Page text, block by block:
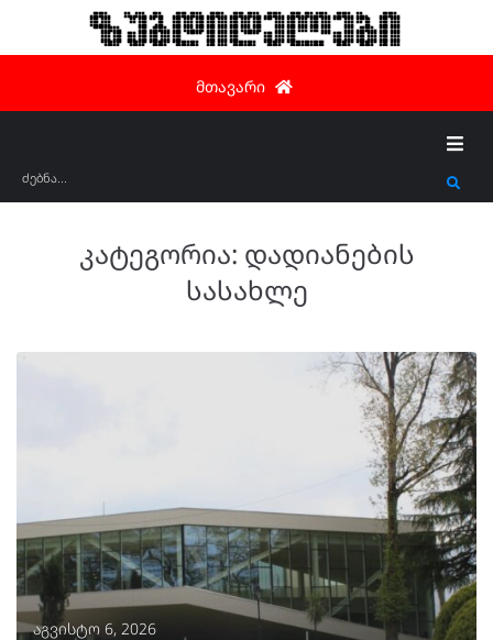
ზუგდიდელები
მთავარი
კატეგორია: დადიანების
სასახლე
აგვისტო 6, 2026